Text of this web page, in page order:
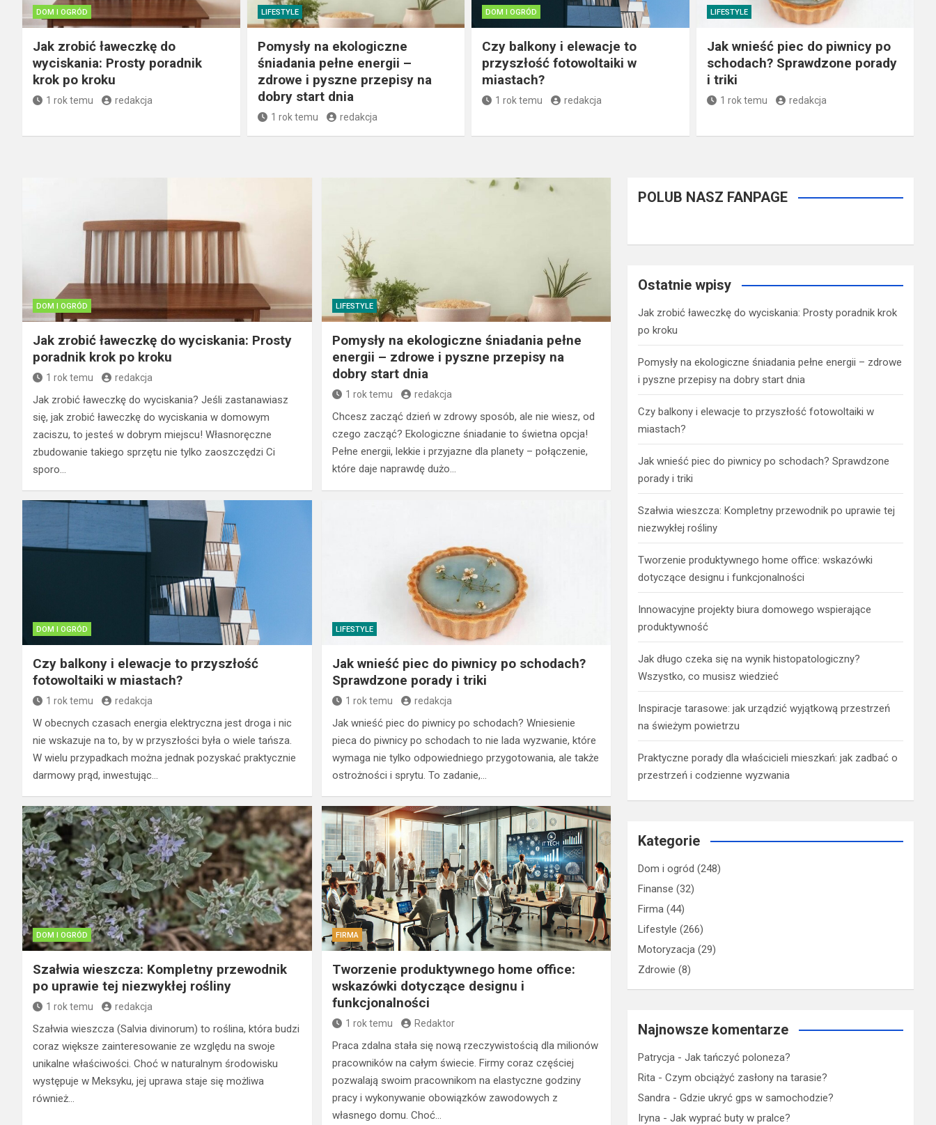
DOM I OGRÓD
Jak zrobić ławeczkę do
wyciskania: Prosty poradnik
krok po kroku
1 rok temu redakcja
LIFESTYLE
Pomysły na ekologiczne
śniadania pełne energii –
zdrowe i pyszne przepisy na
dobry start dnia
1 rok temu redakcja
DOM I OGRÓD
Czy balkony i elewacje to
przyszłość fotowoltaiki w
miastach?
1 rok temu redakcja
LIFESTYLE
Jak wnieść piec do piwnicy po
schodach? Sprawdzone porady
i triki
1 rok temu redakcja
DOM I OGRÓD
Jak zrobić ławeczkę do wyciskania: Prosty
poradnik krok po kroku
1 rok temu redakcja
Jak zrobić ławeczkę do wyciskania? Jeśli zastanawiasz
się, jak zrobić ławeczkę do wyciskania w domowym
zaciszu, to jesteś w dobrym miejscu! Własnoręczne
zbudowanie takiego sprzętu nie tylko zaoszczędzi Ci
sporo…
LIFESTYLE
Pomysły na ekologiczne śniadania pełne
energii – zdrowe i pyszne przepisy na
dobry start dnia
1 rok temu redakcja
Chcesz zacząć dzień w zdrowy sposób, ale nie wiesz, od
czego zacząć? Ekologiczne śniadanie to świetna opcja!
Pełne energii, lekkie i przyjazne dla planety – połączenie,
które daje naprawdę dużo…
DOM I OGRÓD
Czy balkony i elewacje to przyszłość
fotowoltaiki w miastach?
1 rok temu redakcja
W obecnych czasach energia elektryczna jest droga i nic
nie wskazuje na to, by w przyszłości była o wiele tańsza.
W wielu przypadkach można jednak pozyskać praktycznie
darmowy prąd, inwestując…
LIFESTYLE
Jak wnieść piec do piwnicy po schodach?
Sprawdzone porady i triki
1 rok temu redakcja
Jak wnieść piec do piwnicy po schodach? Wniesienie
pieca do piwnicy po schodach to nie lada wyzwanie, które
wymaga nie tylko odpowiedniego przygotowania, ale także
ostrożności i sprytu. To zadanie,…
DOM I OGRÓD
Szałwia wieszcza: Kompletny przewodnik
po uprawie tej niezwykłej rośliny
1 rok temu redakcja
Szałwia wieszcza (Salvia divinorum) to roślina, która budzi
coraz większe zainteresowanie ze względu na swoje
unikalne właściwości. Choć w naturalnym środowisku
występuje w Meksyku, jej uprawa staje się możliwa
również…
FIRMA
Tworzenie produktywnego home office:
wskazówki dotyczące designu i
funkcjonalności
1 rok temu Redaktor
Praca zdalna stała się nową rzeczywistością dla milionów
pracowników na całym świecie. Firmy coraz częściej
pozwalają swoim pracownikom na elastyczne godziny
pracy i wykonywanie obowiązków zawodowych z
własnego domu. Choć…
POLUB NASZ FANPAGE
Ostatnie wpisy
Jak zrobić ławeczkę do wyciskania: Prosty poradnik krok
po kroku
Pomysły na ekologiczne śniadania pełne energii – zdrowe
i pyszne przepisy na dobry start dnia
Czy balkony i elewacje to przyszłość fotowoltaiki w
miastach?
Jak wnieść piec do piwnicy po schodach? Sprawdzone
porady i triki
Szałwia wieszcza: Kompletny przewodnik po uprawie tej
niezwykłej rośliny
Tworzenie produktywnego home office: wskazówki
dotyczące designu i funkcjonalności
Innowacyjne projekty biura domowego wspierające
produktywność
Jak długo czeka się na wynik histopatologiczny?
Wszystko, co musisz wiedzieć
Inspiracje tarasowe: jak urządzić wyjątkową przestrzeń
na świeżym powietrzu
Praktyczne porady dla właścicieli mieszkań: jak zadbać o
przestrzeń i codzienne wyzwania
Kategorie
Dom i ogród (248)
Finanse (32)
Firma (44)
Lifestyle (266)
Motoryzacja (29)
Zdrowie (8)
Najnowsze komentarze
Patrycja -Jak tańczyć poloneza?
Rita -Czym obciążyć zasłony na tarasie?
Sandra -Gdzie ukryć gps w samochodzie?
Iryna -Jak wyprać buty w pralce?